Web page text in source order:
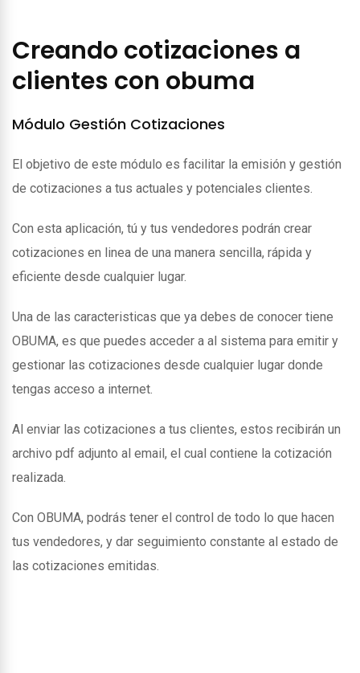
Creando cotizaciones a
clientes con obuma
Módulo Gestión Cotizaciones
El objetivo de este módulo es facilitar la emisión y gestión
de cotizaciones a tus actuales y potenciales clientes.
Con esta aplicación, tú y tus vendedores podrán crear
cotizaciones en linea de una manera sencilla, rápida y
eficiente desde cualquier lugar.
Una de las caracteristicas que ya debes de conocer tiene
OBUMA, es que puedes acceder a al sistema para emitir y
gestionar las cotizaciones desde cualquier lugar donde
tengas acceso a internet.
Al enviar las cotizaciones a tus clientes, estos recibirán un
archivo pdf adjunto al email, el cual contiene la cotización
realizada.
Con OBUMA, podrás tener el control de todo lo que hacen
tus vendedores, y dar seguimiento constante al estado de
las cotizaciones emitidas.